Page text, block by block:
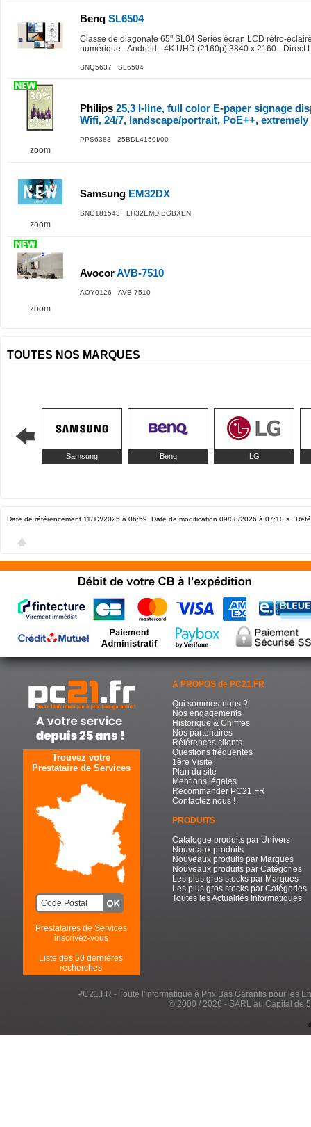
Benq SL6504
Classe de diagonale 65" SL04 Series écran LCD rétro-
numérique - Android - 4K UHD (2160p) 3840 x 2160 - Direct
BNQ5637 SL6504
zoom
Philips 25,3 I-line, full color E-paper signage
Wifi, 24/7, landscape/portrait, PoE++,
PPS6383 25BDL4150I/00
zoom
Samsung EM32DX
SNG181543 LH32EMDIBGBXEN
zoom
AvocorAVB-7510
AOY0126 AVB-7510
TOUTES NOS MARQUES
Samsung Benq LG
Date de référencement 11/12/2025 à 06:59 Date de modification 09/08/2026 à 07:10 s
Trouvez votre
Prestataire de Services
Prestataires de Services
inscrivez-vous
Liste des 50 dernières
recherches
A PROPOS de PC21.FR
Qui sommes-nous ?
Nos engagements
Historique & Chiffres
Nos partenaires
Références clients
Questions fréquentes
1ère Visite
Plan du site
Mentions légales
Recommander PC21.FR
Contactez nous !
PRODUITS
Catalogue produits par Univers
Nouveaux produits
Nouveaux produits par Marques
Nouveaux produits par Catégories
Les plus gros stocks par Marques
Les plus gros stocks par Catégories
Toutes les Actualités Informatiques
PC21.FR - Toute l'Informatique à Prix Bas Garantis pour les
© 2000 / 2026 - SARL au Capital de